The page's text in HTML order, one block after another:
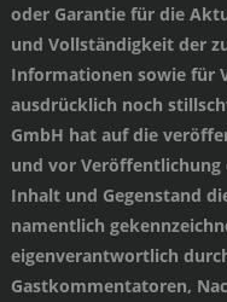
oder Garantie für die
und Vollständigkeit der
Informationen sowie für
ausdrücklich noch
GmbH hat auf die
und vor Veröffentlichung
Inhalt und Gegenstand
namentlich
eigenverantwortlich
Gastkommentatoren,